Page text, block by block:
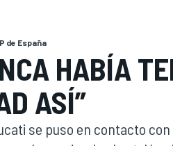
de España
HABÍA
ASÍ”
se puso en contacto